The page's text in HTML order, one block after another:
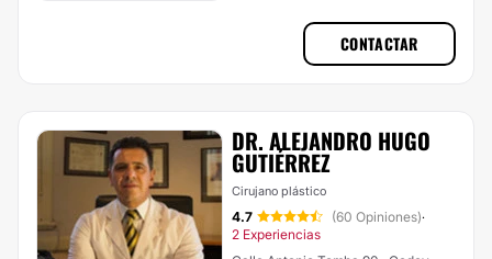
CONTACTAR
DR. ALEJANDRO HUGO
GUTIÉRREZ
Cirujano plástico
4.7 (60 Opiniones)·
2 Experiencias